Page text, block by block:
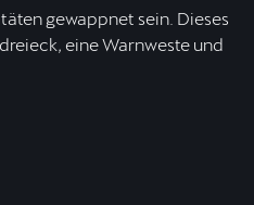
gewappnet sein. Dieses
eine Warnweste und